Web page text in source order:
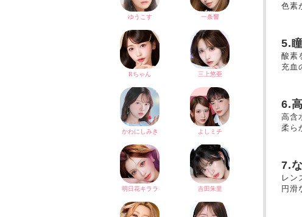
色素
5.
酸素
充血
6.
高含
柔ら
7.
レン
円滑